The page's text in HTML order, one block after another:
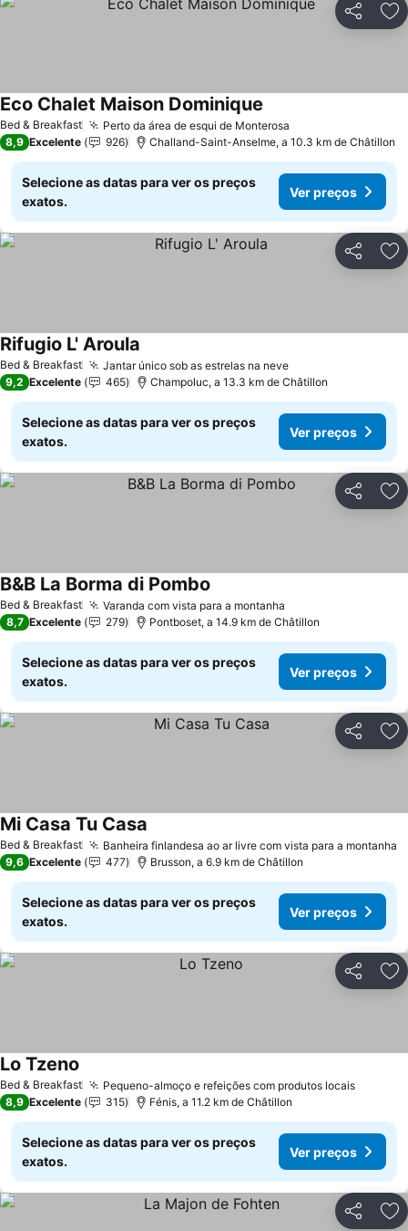
Partilhar
Bed & Breakfast Perto da área de esqui de Monterosa
Eco Chalet Maison Dominique
8,9 Excelente 926 Challand-Saint-Anselme, a 10.3 km de Châtillon
Selecione as datas para ver os preços
exatos.
Ver preços
Partilhar
Bed & Breakfast Jantar único sob as estrelas na neve
Rifugio L' Aroula
9,2 Excelente 465 Champoluc, a 13.3 km de Châtillon
Selecione as datas para ver os preços
exatos.
Ver preços
Partilhar
Bed & Breakfast Varanda com vista para a montanha
B&B La Borma di Pombo
8,7 Excelente 279 Pontboset, a 14.9 km de Châtillon
Selecione as datas para ver os preços
exatos.
Ver preços
Partilhar
Bed & Breakfast Banheira finlandesa ao ar livre com vista para a montanha
Mi Casa Tu Casa
9,6 Excelente 477 Brusson, a 6.9 km de Châtillon
Selecione as datas para ver os preços
exatos.
Ver preços
Partilhar
Bed & Breakfast Pequeno-almoço e refeições com produtos locais
Lo Tzeno
8,9 Excelente 315 Fénis, a 11.2 km de Châtillon
Selecione as datas para ver os preços
exatos.
Ver preços
Partilhar